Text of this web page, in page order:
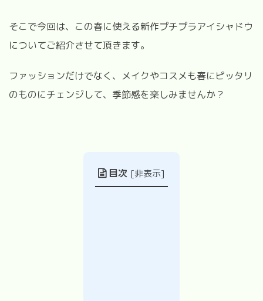
そこで今回は、この春に使える新作プチプラアイシャドウ
についてご紹介させて頂きます。
ファッションだけでなく、メイクやコスメも春にピッタリ
のものにチェンジして、季節感を楽しみませんか？
目次 [非表示]